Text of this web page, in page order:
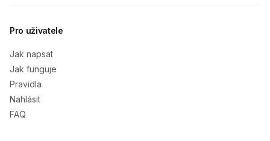
Pro uživatele
Jak napsat
Jak funguje
Pravidla
Nahlásit
FAQ